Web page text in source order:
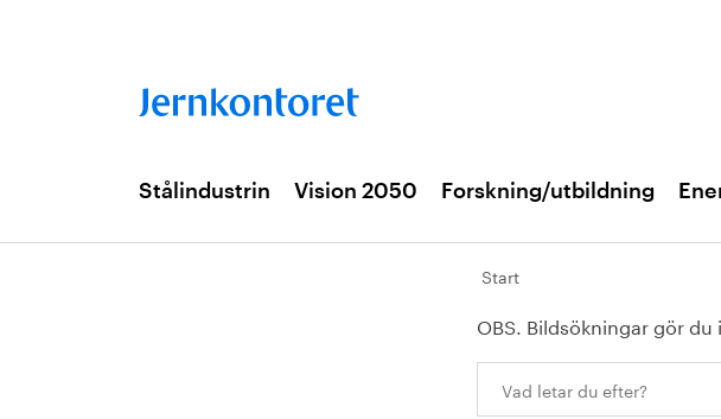
Stålindustrin Vision 2050 Forskning/utbildning
Start
OBS. Bildsökningar gör du i